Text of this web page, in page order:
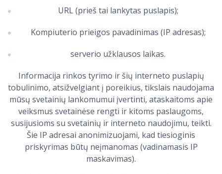
URL (prieš tai lankytas puslapis);
Kompiuterio prieigos pavadinimas (IP adresas);
serverio užklausos laikas.
Informacija rinkos tyrimo ir šių interneto puslapių
tobulinimo, atsižvelgiant į poreikius, tikslais naudojama
mūsų svetainių lankomumui įvertinti, ataskaitoms apie
veiksmus svetainėse rengti ir kitoms paslaugoms,
susijusioms su svetainių ir interneto naudojimu, teikti.
Šie IP adresai anonimizuojami, kad tiesioginis
priskyrimas būtų neįmanomas (vadinamasis IP
maskavimas).